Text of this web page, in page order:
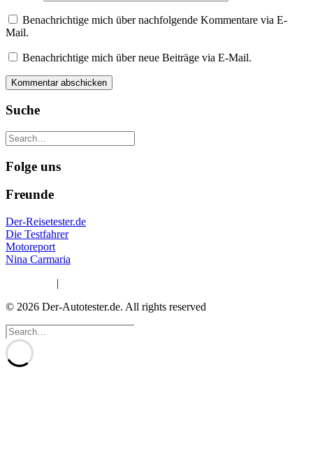
Benachrichtige mich über nachfolgende Kommentare via E-
Mail.
Benachrichtige mich über neue Beiträge via E-Mail.
Suche
Folge uns
Freunde
Der-Reisetester.de
Die Testfahrer
Motoreport
Nina Carmaria
|
© 2026 Der-Autotester.de. All rights reserved